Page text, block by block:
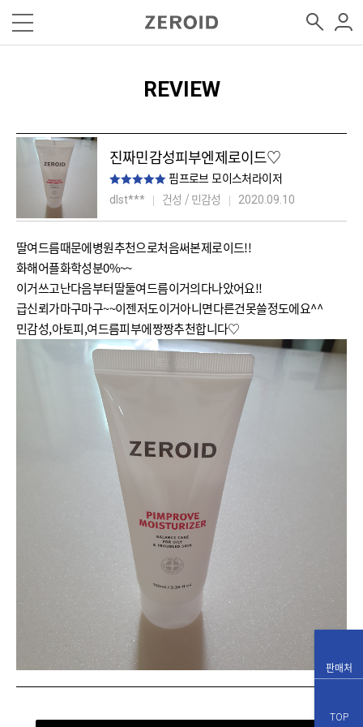
REVIEW
진짜민감성피부엔제로이드♡
핌프로브 모이스처라이저
dlst*** 건성 / 민감성 2020.09.10
딸여드름때문에병원추천으로처음써본제로이드!!
화해어플화학성분0%~~
이거쓰고난다음부터딸둘여드름이거의다나았어요!!
급신뢰가마구마구~~이젠저도이거아니면다른건못쓸정도에요^^
민감성,아토피,여드름피부에짱짱추천합니다♡
판매처
TOP